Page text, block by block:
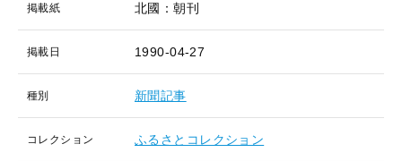
掲載紙 北國：朝刊
掲載日 1990-04-27
種別 新聞記事
コレクション ふるさとコレクション